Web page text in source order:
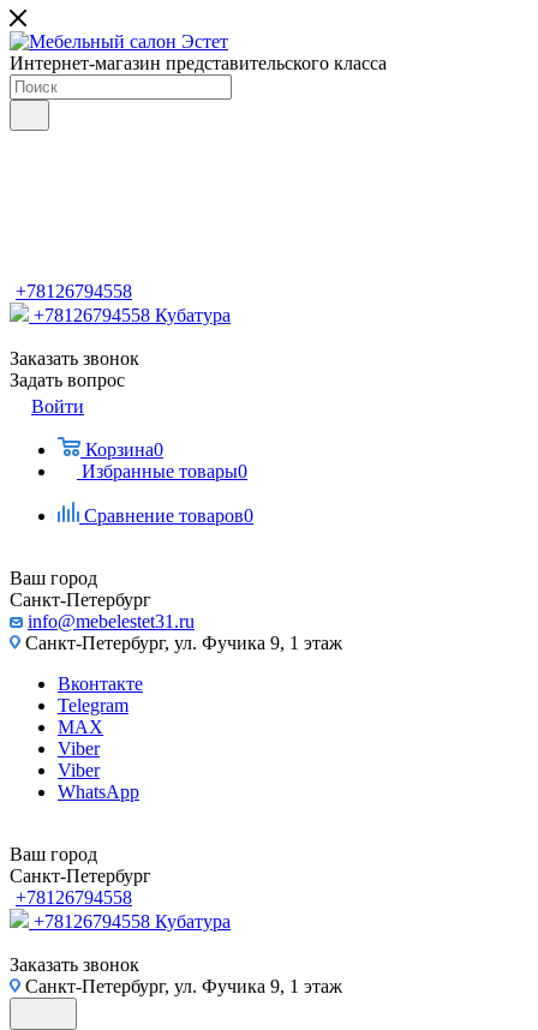
Интернет-магазин представительского класса
+78126794558
+78126794558 Кубатура
Заказать звонок
Задать вопрос
Войти
Корзина0
Избранные товары0
Сравнение товаров0
Ваш город
Санкт-Петербург
info@mebelestet31.ru
Санкт-Петербург, ул. Фучика 9, 1 этаж
Вконтакте
Telegram
MAX
Viber
Viber
WhatsApp
Ваш город
Санкт-Петербург
+78126794558
+78126794558 Кубатура
Заказать звонок
Санкт-Петербург, ул. Фучика 9, 1 этаж